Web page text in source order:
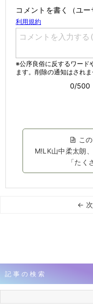
コメントを書く（ユー
こ
M!LK山中柔太朗
「たく
← 次
記事の検索